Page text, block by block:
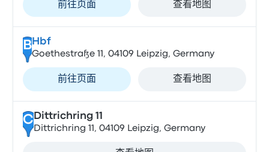
前往页面 查看地图
B Hbf
Goethestraße 11, 04109 Leipzig, Germany
前往页面 查看地图
CDittrichring 11
Dittrichring 11, 04109 Leipzig, Germany